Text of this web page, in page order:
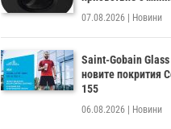
07.08.2026 Новини
Saint-Gobain
новите покрития
155
06.08.2026 Новини